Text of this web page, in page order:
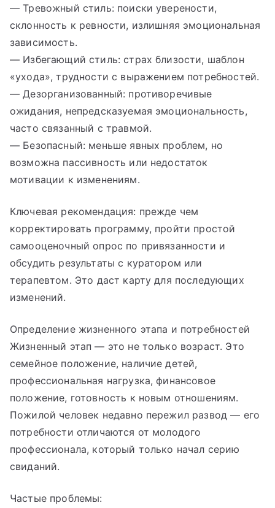
— Тревожный стиль: поиски уверености,
склонность к ревности, излишняя эмоциональная
зависимость.
— Избегающий стиль: страх близости, шаблон
«ухода», трудности с выражением потребностей.
— Дезорганизованный: противоречивые
ожидания, непредсказуемая эмоциональность,
часто связанный с травмой.
— Безопасный: меньше явных проблем, но
возможна пассивность или недостаток
мотивации к изменениям.
Ключевая рекомендация: прежде чем
корректировать программу, пройти простой
самооценочный опрос по привязанности и
обсудить результаты с куратором или
терапевтом. Это даст карту для последующих
изменений.
Определение жизненного этапа и потребностей
Жизненный этап — это не только возраст. Это
семейное положение, наличие детей,
профессиональная нагрузка, финансовое
положение, готовность к новым отношениям.
Пожилой человек недавно пережил развод — его
потребности отличаются от молодого
профессионала, который только начал серию
свиданий.
Частые проблемы: